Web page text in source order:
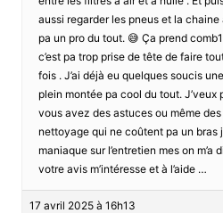
aussi regarder les pneus et la chaine
pa un pro du tout. 😅 Ça prend
c’est pa trop prise de tête de faire
fois . J’ai déjà eu quelques soucis
plein montée pa cool du tout. J’veux
vous avez des astuces ou même
nettoyage qui ne coûtent pa un bras
maniaque sur l’entretien mes on m’a
votre avis m’intéresse et à l’aide …
17 avril 2025 à 16h13